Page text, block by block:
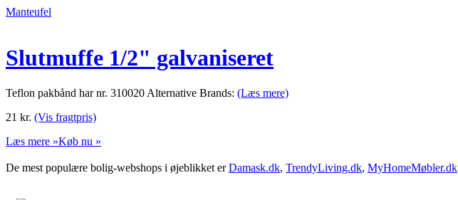
Manteufel
Slutmuffe 1/2" galvaniseret
Teflon pakbånd har nr. 310020 Alternative Brands: (Læs mere)
21 kr. (Vis fragtpris)
Læs mere »Køb nu »
De mest populære bolig-webshops i øjeblikket erDamask.dk, TrendyLiving.dk, MyHomeMøbler.dk